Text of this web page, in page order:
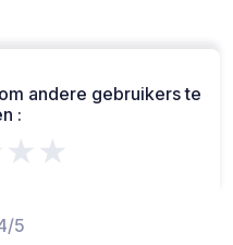
andere gebruikers te
:
5